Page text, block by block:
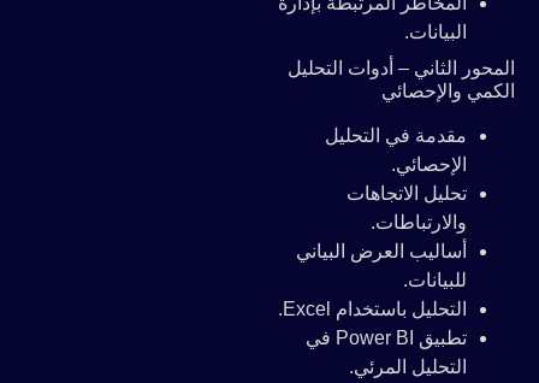
البيانات.
المحور الثاني – أدوات التحليل
الكمي والإحصائي
مقدمة في التحليل
الإحصائي.
تحليل الاتجاهات
والارتباطات.
أساليب العرض البياني
للبيانات.
التحليل باستخدام Excel.
تطبيق Power BI في
التحليل المرئي.